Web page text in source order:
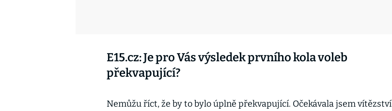
E15.cz: Je pro Vás výsledek prvního kola voleb
překvapující?
Nemůžu říct, že by to bylo úplně překvapující. Očekávala jsem vítězství